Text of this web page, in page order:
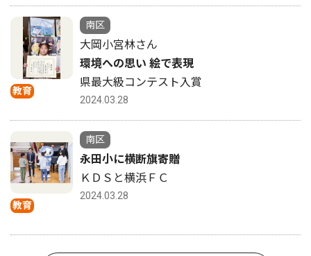
教育
南区
大岡小宮林さん
環境への思い 絵で表現
県最大級コンテスト入賞
2024.03.28
教育
南区
永田小に横断旗寄贈
ＫＤＳと横浜ＦＣ
2024.03.28